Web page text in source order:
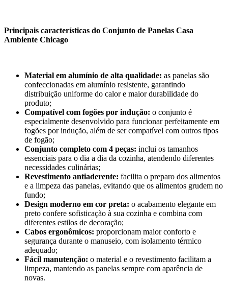
Principais características do Conjunto de Panelas Casa
Ambiente Chicago
Material em alumínio de alta qualidade: as panelas são
confeccionadas em alumínio resistente, garantindo
distribuição uniforme do calor e maior durabilidade do
produto;
Compatível com fogões por indução: o conjunto é
especialmente desenvolvido para funcionar perfeitamente em
fogões por indução, além de ser compatível com outros tipos
de fogão;
Conjunto completo com 4 peças: inclui os tamanhos
essenciais para o dia a dia da cozinha, atendendo diferentes
necessidades culinárias;
Revestimento antiaderente: facilita o preparo dos alimentos
e a limpeza das panelas, evitando que os alimentos grudem no
fundo;
Design moderno em cor preta: o acabamento elegante em
preto confere sofisticação à sua cozinha e combina com
diferentes estilos de decoração;
Cabos ergonômicos: proporcionam maior conforto e
segurança durante o manuseio, com isolamento térmico
adequado;
Fácil manutenção: o material e o revestimento facilitam a
limpeza, mantendo as panelas sempre com aparência de
novas.